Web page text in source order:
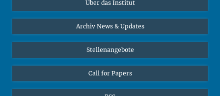
Online-Vorträge
Interviews zum Thema "Diversity"
Über das Institut
Archiv News & Updates
Stellenangebote
Call for Papers